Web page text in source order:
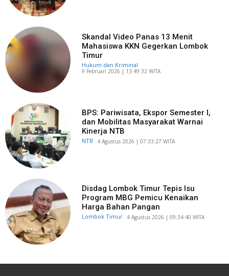
Skandal Video Panas 13 Menit
Mahasiswa KKN Gegerkan Lombok
Timur
Hukum dan Kriminal
​9 Februari 2026 | 13:49:32 WITA
BPS: Pariwisata, Ekspor Semester I,
dan Mobilitas Masyarakat Warnai
Kinerja NTB
NTB ​4 Agustus 2026 | 07:33:27 WITA
Disdag Lombok Timur Tepis Isu
Program MBG Pemicu Kenaikan
Harga Bahan Pangan
Lombok Timur ​4 Agustus 2026 | 09:34:40 WITA